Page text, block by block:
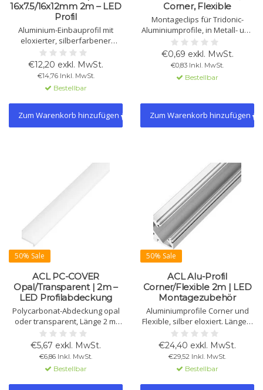
16x7.5/16x12mm 2m – LED
Profil
Aluminium-Einbauprofil mit
eloxierter, silberfarbener
Oberfläche. Für LED-Streifen bis
8 mm, max. 30 W/m. Länge 2 m.
Abdeckungen und Zubehör
separat erhältlich.
€12,20 exkl. MwSt.
€14,76 Inkl. MwSt.
Bestellbar
Zum Warenkorb hinzufügen
Corner, Flexible
Montageclips für Tridonic-
Aluminiumprofile, in Metall- und
Kunststoffausführung
erhältlich. Einfache Befestigung
mit Schrauben und Klicksystem.
€0,69 exkl. MwSt.
€0,83 Inkl. MwSt.
Bestellbar
Zum Warenkorb hinzufügen
50% Sale
ACL PC-COVER
Opal/Transparent | 2m –
LED Profilabdeckung
Polycarbonat-Abdeckung opal
oder transparent, Länge 2 m.
Passend für Aluminiumprofile.
Klickmontage. Endkappen und
Montageclips separat erhältlich.
€5,67 exkl. MwSt.
€6,86 Inkl. MwSt.
Bestellbar
50% Sale
ACL Alu-Profil
Corner/Flexible 2m | LED
Montagezubehör
Aluminiumprofile Corner und
Flexible, silber eloxiert. Länge 2
m, für flexible LED-Stripes bis 8
mm. Montage mit separat
erhältlichen Abdeckungen und
Zubehör.
€24,40 exkl. MwSt.
€29,52 Inkl. MwSt.
Bestellbar